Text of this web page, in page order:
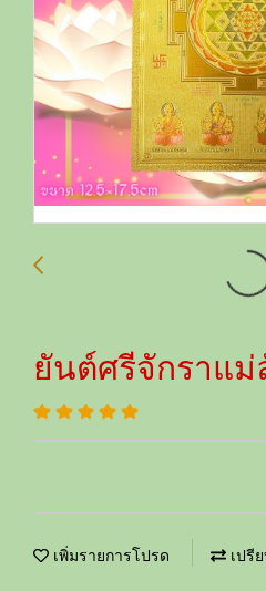
ยันต์ศรีจักราแ
เพิ่มรายการโปรด เปรี